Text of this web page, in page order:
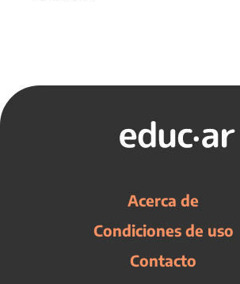
Acerca de
Condiciones de uso
Contacto